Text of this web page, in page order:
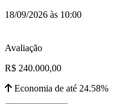
18/09/2026 às 10:00
Avaliação
R$ 240.000,00
Economia de até 24.58%